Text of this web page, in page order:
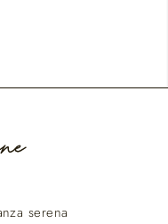
serena